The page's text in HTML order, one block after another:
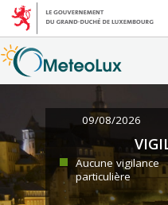
09/08/2026
Aucune vigilance
particulière